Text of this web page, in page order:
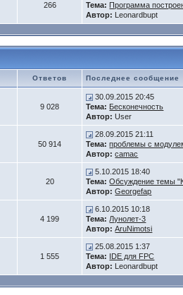
266
Тема: Программа
Автор: Leonardbupt
Ответов Последнее сообщение
9 028
30.09.2015 20:45
Тема: Бесконечность
Автор: User
50 914
28.09.2015 21:11
Тема: проблемы с
Автор: camac
20
5.10.2015 18:40
Тема: Обсуждение темы
Автор: Georgefap
4 199
6.10.2015 10:18
Тема: Лунолет-3
Автор: AruNimotsi
1 555
25.08.2015 1:37
Тема: IDE для FPC
Автор: Leonardbupt